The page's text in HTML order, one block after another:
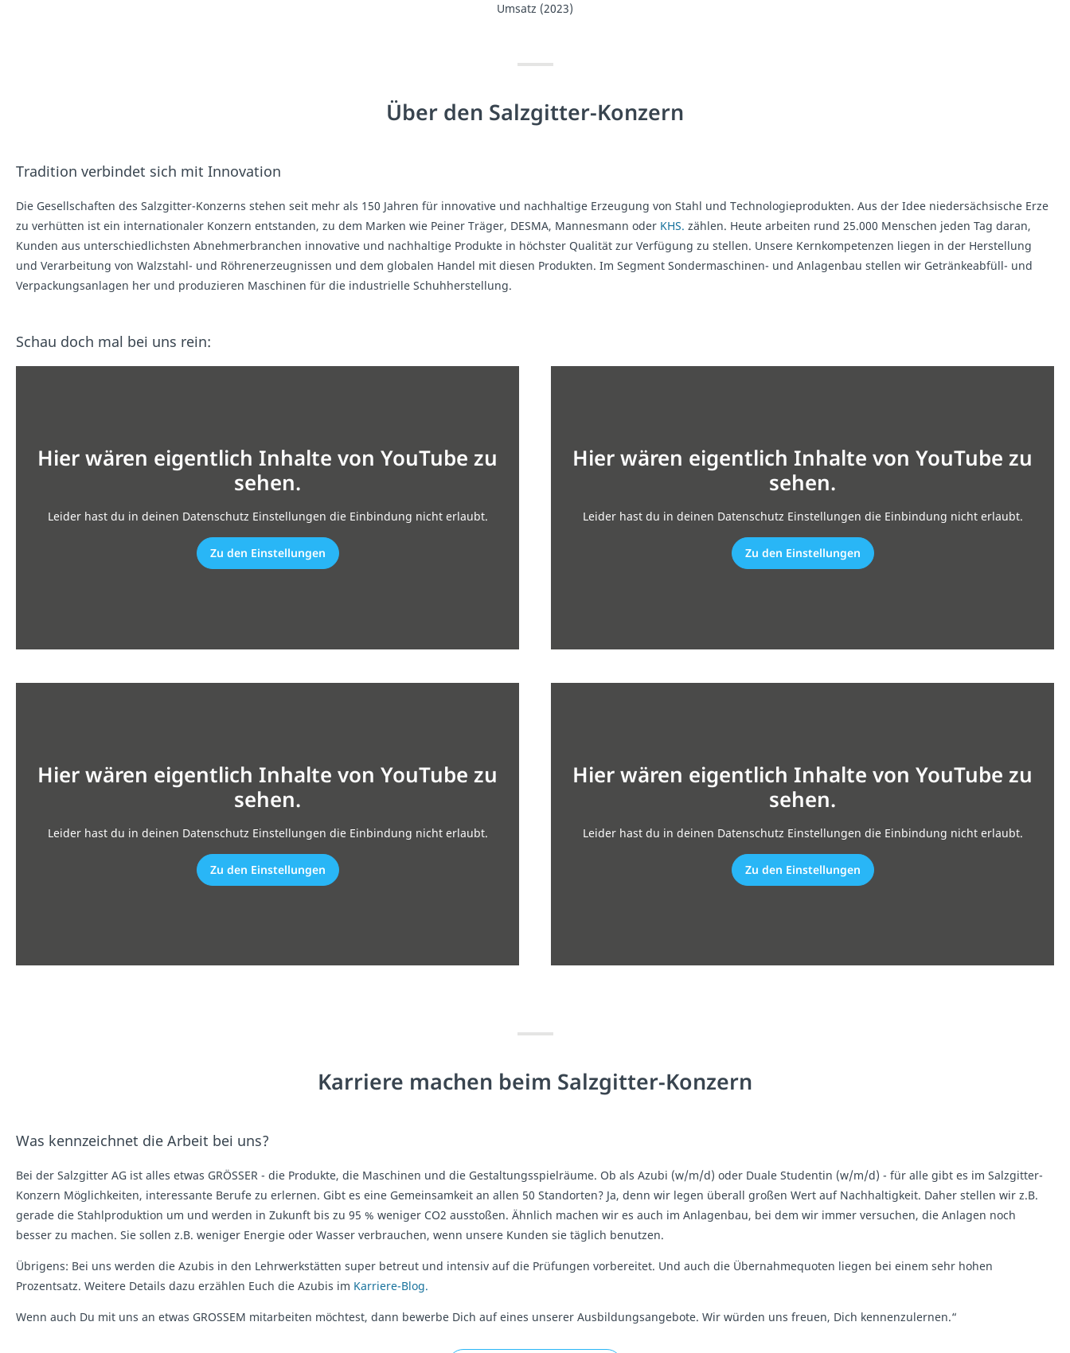
Umsatz (2023)
Über den Salzgitter-Konzern
Tradition verbindet sich mit Innovation
Die Gesellschaften des Salzgitter-Konzerns stehen seit mehr als 150 Jahren für innovative und nachhaltige Erzeugung von Stahl und Technologieprodukten. Aus der Idee niedersächsische Erze
zu verhütten ist ein internationaler Konzern entstanden, zu dem Marken wie Peiner Träger, DESMA, Mannesmann oder KHS. zählen. Heute arbeiten rund 25.000 Menschen jeden Tag daran,
Kunden aus unterschiedlichsten Abnehmerbranchen innovative und nachhaltige Produkte in höchster Qualität zur Verfügung zu stellen. Unsere Kernkompetenzen liegen in der Herstellung
und Verarbeitung von Walzstahl- und Röhrenerzeugnissen und dem globalen Handel mit diesen Produkten. Im Segment Sondermaschinen- und Anlagenbau stellen wir Getränkeabfüll- und
Verpackungsanlagen her und produzieren Maschinen für die industrielle Schuhherstellung.
Schau doch mal bei uns rein:
Hier wären eigentlich Inhalte von YouTube zu
sehen.
Leider hast du in deinen Datenschutz Einstellungen die Einbindung nicht erlaubt.
Zu den Einstellungen
Hier wären eigentlich Inhalte von YouTube zu
sehen.
Leider hast du in deinen Datenschutz Einstellungen die Einbindung nicht erlaubt.
Zu den Einstellungen
Hier wären eigentlich Inhalte von YouTube zu
sehen.
Leider hast du in deinen Datenschutz Einstellungen die Einbindung nicht erlaubt.
Zu den Einstellungen
Hier wären eigentlich Inhalte von YouTube zu
sehen.
Leider hast du in deinen Datenschutz Einstellungen die Einbindung nicht erlaubt.
Zu den Einstellungen
Karriere machen beim Salzgitter-Konzern
Was kennzeichnet die Arbeit bei uns?
Bei der Salzgitter AG ist alles etwas GRÖSSER - die Produkte, die Maschinen und die Gestaltungsspielräume. Ob als Azubi (w/m/d) oder Duale Studentin (w/m/d) - für alle gibt es im Salzgitter-
Konzern Möglichkeiten, interessante Berufe zu erlernen. Gibt es eine Gemeinsamkeit an allen 50 Standorten? Ja, denn wir legen überall großen Wert auf Nachhaltigkeit. Daher stellen wir z.B.
gerade die Stahlproduktion um und werden in Zukunft bis zu 95 % weniger CO2 ausstoßen. Ähnlich machen wir es auch im Anlagenbau, bei dem wir immer versuchen, die Anlagen noch
besser zu machen. Sie sollen z.B. weniger Energie oder Wasser verbrauchen, wenn unsere Kunden sie täglich benutzen.
Übrigens: Bei uns werden die Azubis in den Lehrwerkstätten super betreut und intensiv auf die Prüfungen vorbereitet. Und auch die Übernahmequoten liegen bei einem sehr hohen
Prozentsatz. Weitere Details dazu erzählen Euch die Azubis im Karriere-Blog.
Wenn auch Du mit uns an etwas GROSSEM mitarbeiten möchtest, dann bewerbe Dich auf eines unserer Ausbildungsangebote. Wir würden uns freuen, Dich kennenzulernen.“